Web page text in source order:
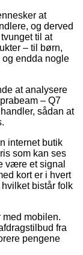
at
og derved
til at
– til børn,
endda nogle
at analysere
– Q7
sådan at
internet butik
som kan ses
være et signal
kort er i hvert
bistår folk
mobilen.
fra
pengene